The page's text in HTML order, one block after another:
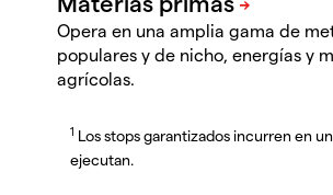
Opera en una amplia gama de
populares y de nicho, energías y
agrícolas.
1 Los stops garantizados incurren en
ejecutan.